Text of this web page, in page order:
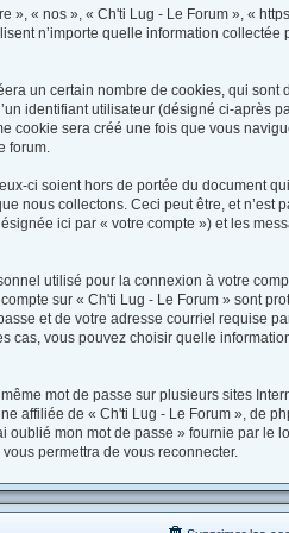
« nos », « Ch'ti Lug - Le Forum », «
n’importe quelle information collectée
un certain nombre de cookies, qui sont
identifiant utilisateur (désigné ci-après
cookie sera créé une fois que vous
forum.
ci soient hors de portée du document
nous collectons. Ceci peut être, et n’est
ici par « votre compte ») et les
utilisé pour la connexion à votre
sur « Ch'ti Lug - Le Forum » sont
et de votre adresse courriel requise
cas, vous pouvez choisir quelle
mot de passe sur plusieurs sites
affiliée de « Ch'ti Lug - Le Forum », de
oublié mon mot de passe » fournie par le
permettra de vous reconnecter.